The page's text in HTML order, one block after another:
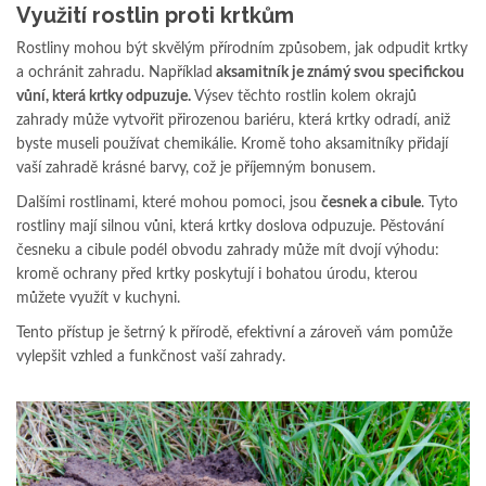
Využití rostlin proti krtkům
Rostliny mohou být skvělým přírodním způsobem, jak odpudit krtky
a ochránit zahradu. Například aksamitník je známý svou specifickou
vůní, která krtky odpuzuje. Výsev těchto rostlin kolem okrajů
zahrady může vytvořit přirozenou bariéru, která krtky odradí, aniž
byste museli používat chemikálie. Kromě toho aksamitníky přidají
vaší zahradě krásné barvy, což je příjemným bonusem.
Dalšími rostlinami, které mohou pomoci, jsou česnek a cibule. Tyto
rostliny mají silnou vůni, která krtky doslova odpuzuje. Pěstování
česneku a cibule podél obvodu zahrady může mít dvojí výhodu:
kromě ochrany před krtky poskytují i bohatou úrodu, kterou
můžete využít v kuchyni.
Tento přístup je šetrný k přírodě, efektivní a zároveň vám pomůže
vylepšit vzhled a funkčnost vaší zahrady.